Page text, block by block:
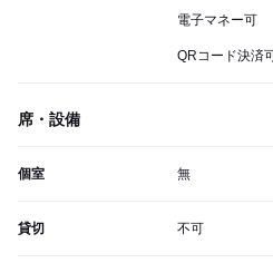
電子マネー可
QRコード決済
席・設備
個室 無
貸切 不可